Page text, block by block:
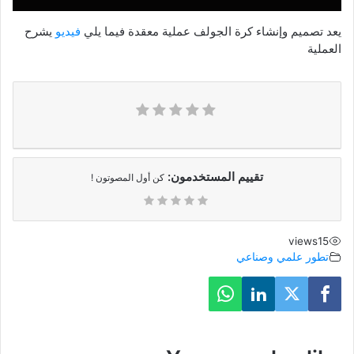
يعد تصميم وإنشاء كرة الجولف عملية معقدة فيما يلي فيديو يشرح
العملية
تقييم المستخدمون: كن أول المصوتون !
15
views
تطور علمي وصناعي